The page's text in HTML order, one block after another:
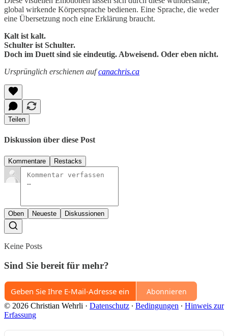
global wirkende Körpersprache bedienen. Eine Sprache, die weder
eine Übersetzung noch eine Erklärung braucht.
Kalt ist kalt.
Schulter ist Schulter.
Doch im Duett sind sie eindeutig. Abweisend. Oder eben nicht.
Ursprünglich erschienen aufcanachris.ca
Teilen
Diskussion über diese Post
Kommentare Restacks
Oben Neueste Diskussionen
Keine Posts
Sind Sie bereit für mehr?
Abonnieren
© 2026 Christian Wehrli · Datenschutz ∙ Bedingungen ∙ Hinweis zur
Erfassung